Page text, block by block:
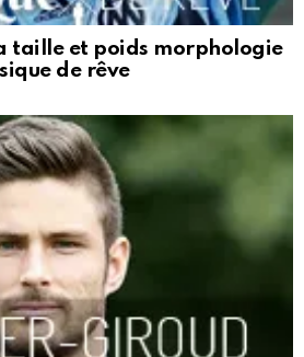
taille et poids morphologie
de rêve